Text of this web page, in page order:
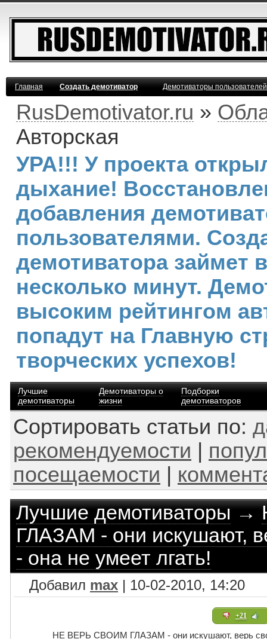
Главная Создать демотиватор Демотиваторы
RusDemotivator.ru »
Авторская
УРА!!! У проекта
дыхание!
добавления
пользователями.
демотиватора займет
несколько минут.
высоким рейтингом
попадут на Главную
творческих успехов!
Лучшие
демотиваторы
Демотиваторы о
жизни
Подборки
демотиваторов
Сортировать статьи по:
рекомендуемости
посещаемости
Лучшие демотиваторы→
ГЛАЗАМ - они искушают,
- она не умеет лгать!
Добавил max | 10-02-2010, 14:20
+21
НЕ ВЕРЬ СВОИМ ГЛАЗАМ - они искушают, верь